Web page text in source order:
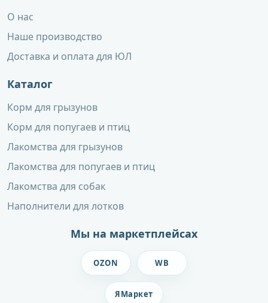
О нас
Наше производство
Доставка и оплата для ЮЛ
Каталог
Корм для грызунов
Корм для попугаев и птиц
Лакомства для грызунов
Лакомства для попугаев и птиц
Лакомства для собак
Наполнители для лотков
Мы на маркетплейсах
OZON WB
ЯМаркет